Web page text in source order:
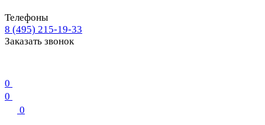
Телефоны
8 (495) 215-19-33
Заказать звонок
0
0
0